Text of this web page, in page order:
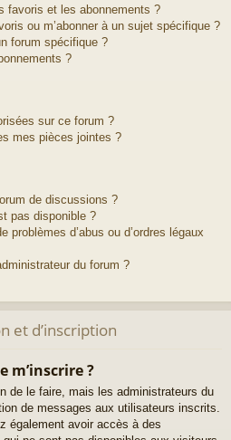
favoris et les abonnements ?
ou m’abonner à un sujet spécifique ?
forum spécifique ?
?
sur ce forum ?
mes pièces jointes ?
de discussions ?
pas disponible ?
problèmes d’abus ou d’ordres légaux
du forum ?
et d’inscription
m’inscrire ?
de le faire, mais les administrateurs du
de messages aux utilisateurs inscrits.
également avoir accès à des